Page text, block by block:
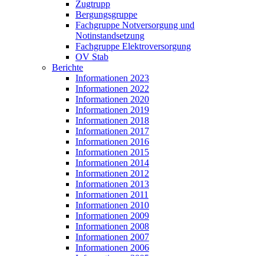
Zugtrupp
Bergungsgruppe
Fachgruppe Notversorgung und
Notinstandsetzung
Fachgruppe Elektroversorgung
OV Stab
Berichte
Informationen 2023
Informationen 2022
Informationen 2020
Informationen 2019
Informationen 2018
Informationen 2017
Informationen 2016
Informationen 2015
Informationen 2014
Informationen 2012
Informationen 2013
Informationen 2011
Informationen 2010
Informationen 2009
Informationen 2008
Informationen 2007
Informationen 2006